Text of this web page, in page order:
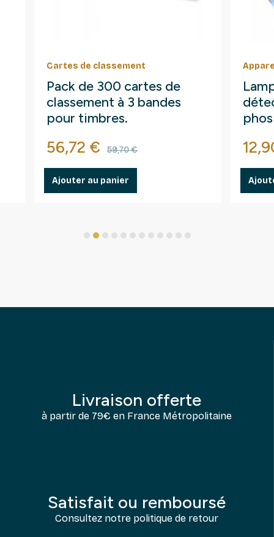
Cartes de classement
Pack de 300 cartes de
classement à 3 bandes
pour timbres.
Prix
56,72 € Prix de base
59,70 €
Ajouter au panier
Prix
Livraison offerte
à partir de 79€ en France Métropolitaine
Satisfait ou remboursé
Consultez notre politique de retour